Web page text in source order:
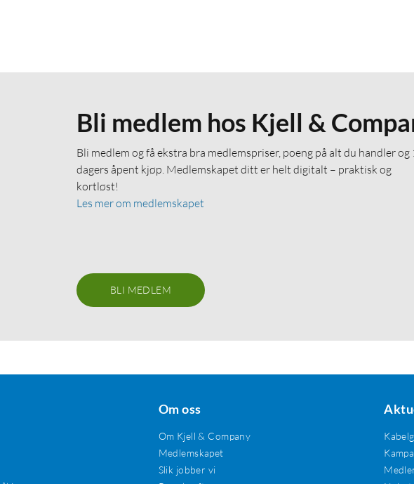
Bli medlem hos Kjell &
Bli medlem og få ekstra bra medlemspriser, poeng på alt du handler og
dagers åpent kjøp. Medlemskapet ditt er helt digitalt – praktisk og
kortløst!
Les mer om medlemskapet
BLI MEDLEM
Om oss
Om Kjell & Company
Medlemskapet
Slik jobber vi